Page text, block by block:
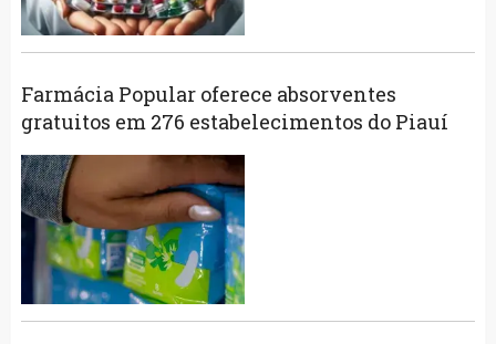
Farmácia Popular oferece absorventes
gratuitos em 276 estabelecimentos do Piauí